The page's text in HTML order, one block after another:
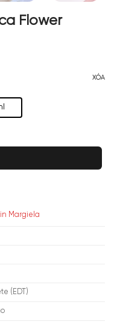
Flower
XÓA
số lượng
Margiela
(EDT)